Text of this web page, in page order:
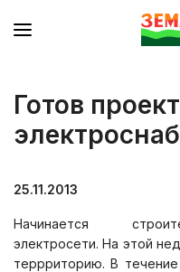
Готов проект
25.11.2013
Начинается
электросети. На этой
террриторию. В